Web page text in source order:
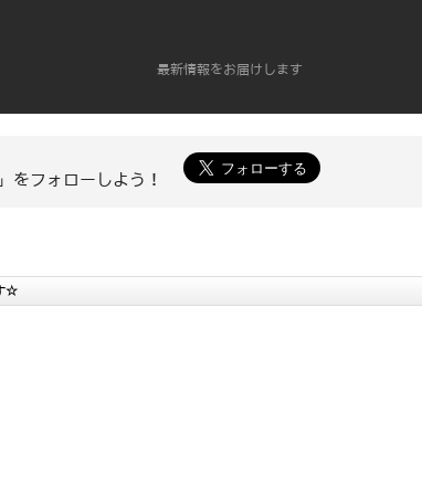
最新情報をお届けします
をフォローしよう！
☆